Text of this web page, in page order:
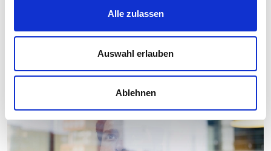
Alle zulassen
Auswahl erlauben
Ablehnen
Verfügung stehen und was bei der ­Begleitung
dieser Personengruppe speziell zu beachten ist.